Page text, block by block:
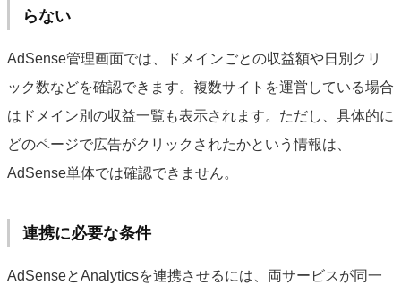
らない
AdSense管理画面では、ドメインごとの収益額や日別クリ
ック数などを確認できます。複数サイトを運営している場合
はドメイン別の収益一覧も表示されます。ただし、具体的に
どのページで広告がクリックされたかという情報は、
AdSense単体では確認できません。
連携に必要な条件
AdSenseとAnalyticsを連携させるには、両サービスが同一